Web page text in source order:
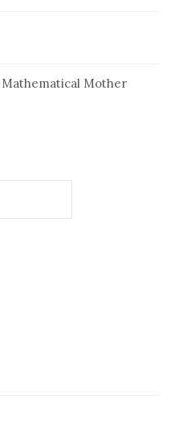
Mother